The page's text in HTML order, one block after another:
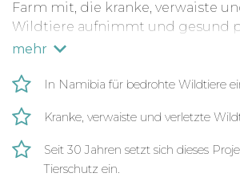
Farm mit, die kranke, verwaiste
Wildtiere aufnimmt und gesund
Anschließend werden die Tiere –
leben z.B. Afrikanische Wildhunde,
Leoparden, Löwen und Mountain
Kümmere dich um einzelne
mache dich für den Schutz vom
bedrohter Arten stark!
mehr
In Namibia für bedrohte Wildtiere
Kranke, verwaiste und verletzte
Seit 30 Jahren setzt sich dieses
Tierschutz ein.